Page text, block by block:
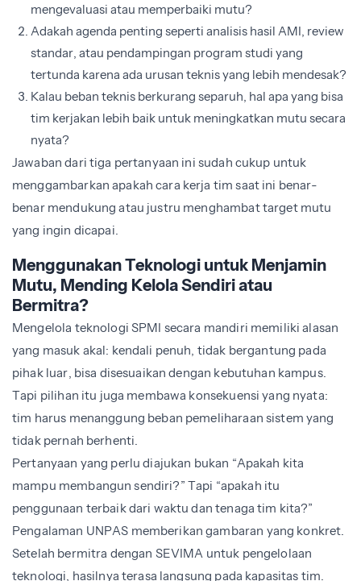
mengevaluasi atau memperbaiki mutu?
Adakah agenda penting seperti analisis hasil AMI, review
standar, atau pendampingan program studi yang
tertunda karena ada urusan teknis yang lebih mendesak?
Kalau beban teknis berkurang separuh, hal apa yang bisa
tim kerjakan lebih baik untuk meningkatkan mutu secara
nyata?
Jawaban dari tiga pertanyaan ini sudah cukup untuk
menggambarkan apakah cara kerja tim saat ini benar-
benar mendukung atau justru menghambat target mutu
yang ingin dicapai.
Menggunakan Teknologi untuk Menjamin
Mutu, Mending Kelola Sendiri atau
Bermitra?
Mengelola teknologi SPMI secara mandiri memiliki alasan
yang masuk akal: kendali penuh, tidak bergantung pada
pihak luar, bisa disesuaikan dengan kebutuhan kampus.
Tapi pilihan itu juga membawa konsekuensi yang nyata:
tim harus menanggung beban pemeliharaan sistem yang
tidak pernah berhenti.
Pertanyaan yang perlu diajukan bukan “Apakah kita
mampu membangun sendiri?” Tapi “apakah itu
penggunaan terbaik dari waktu dan tenaga tim kita?”
Pengalaman UNPAS memberikan gambaran yang konkret.
Setelah bermitra dengan SEVIMA untuk pengelolaan
teknologi, hasilnya terasa langsung pada kapasitas tim.